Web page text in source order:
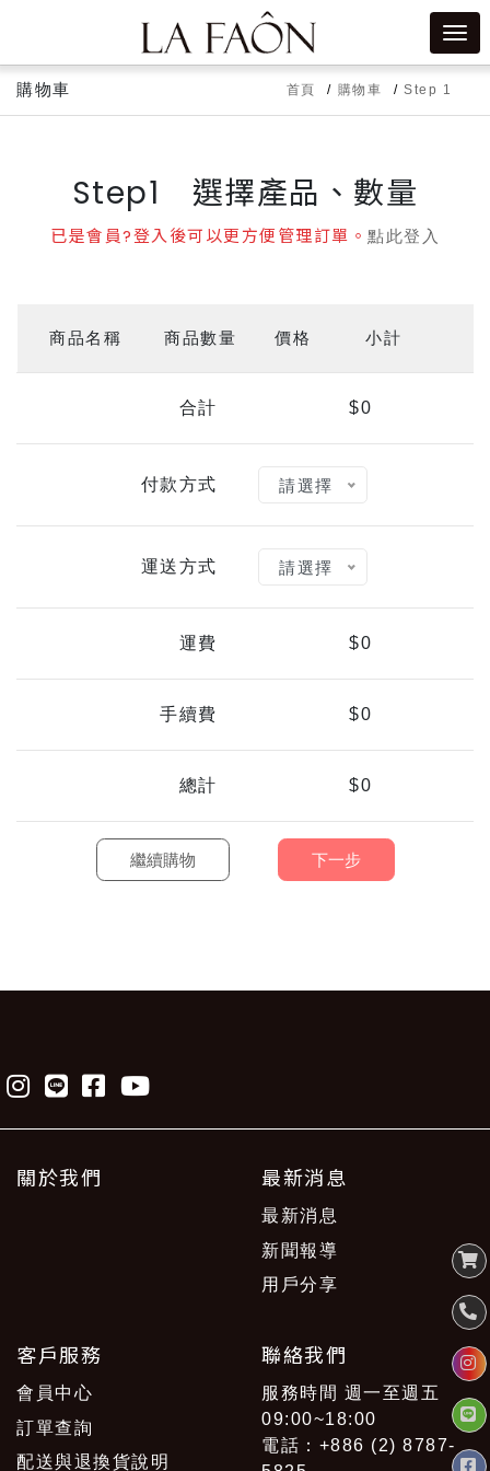
購物車 首頁 購物車 Step 1
Step1 選擇產品、數量
已是會員?登入後可以更方便管理訂單。 點此登入
商品名稱 商品數量 價格 小計
合計 $0
付款方式 請選擇
運送方式 請選擇
運費 $0
手續費 $0
總計 $0
關於我們 最新消息
最新消息
新聞報導
用戶分享
客戶服務
會員中心
訂單查詢
配送與退換貨說明
聯絡我們
服務時間 週一至週五
09:00~18:00
電話：+886 (2) 8787-